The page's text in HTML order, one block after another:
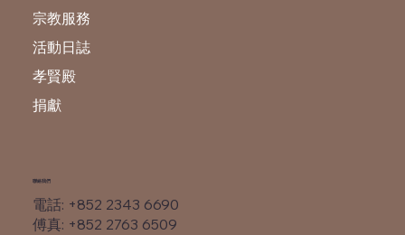
宗教服務
活動日誌
孝賢殿
捐獻
​聯絡我們
電話: +852 2343 6690
​傅真: +852 2763 6509